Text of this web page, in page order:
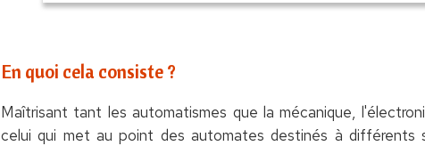
En quoi cela consiste ?
Maîtrisant tant les automatismes que la mécanique,
celui qui met au point des automates destinés à différents